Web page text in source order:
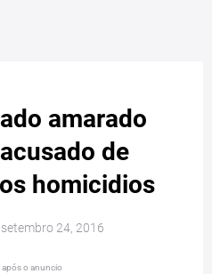
amarado
de
homicidios
setembro 24, 2016
o anuncio